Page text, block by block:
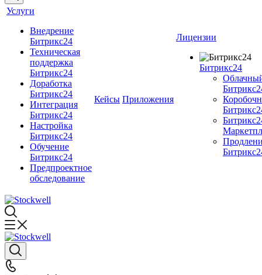
Услуги
Внедрение
Битрикс24
Техническая
поддержка
Битрикс24
Доработка
Битрикс24
Интеграция
Битрикс24
Настройка
Битрикс24
Обучение
Битрикс24
Предпроектное
обследование
Кейсы Приложения
Лицензии
Битрикс24